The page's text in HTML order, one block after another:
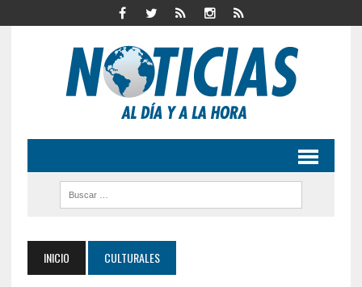
INICIO CULTURALES